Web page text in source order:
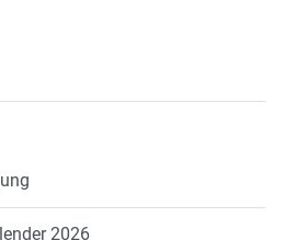
2026